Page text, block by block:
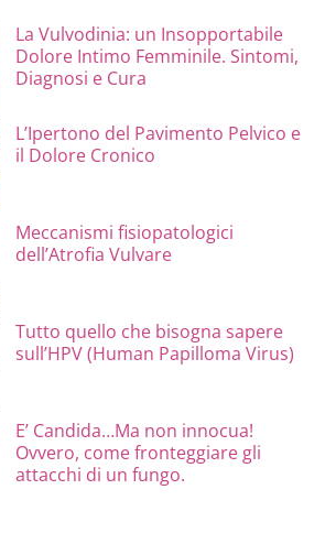
La Vulvodinia: un Insopportabile
Dolore Intimo Femminile. Sintomi,
Diagnosi e Cura
L’Ipertono del Pavimento Pelvico e
il Dolore Cronico
Meccanismi fisiopatologici
dell’Atrofia Vulvare
Tutto quello che bisogna sapere
sull’HPV (Human Papilloma Virus)
E’ Candida…Ma non innocua!
Ovvero, come fronteggiare gli
attacchi di un fungo.